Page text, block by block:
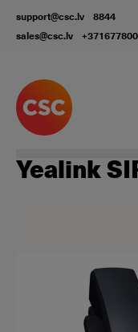
support@csc.lv
8844
sales@csc.lv
Aprīkojums
Yealink